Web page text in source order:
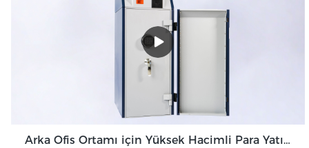
Arka Ofis Ortamı için Yüksek Hacimli Para Yatırma Makinesi Banknot Doğrulayıcı GDM-300